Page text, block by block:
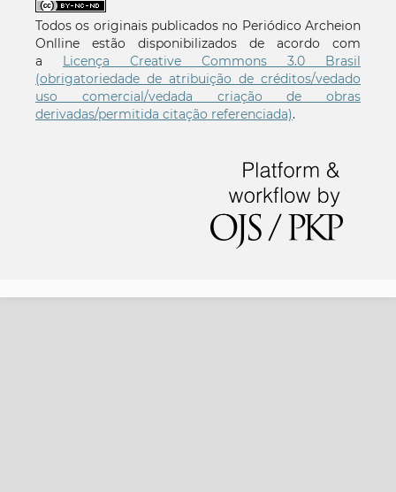
Todos os originais publicados no Periódico Archeion
Onlline estão disponibilizados de acordo com
a Licença Creative Commons 3.0 Brasil
(obrigatoriedade de atribuição de créditos/vedado
uso comercial/vedada criação de obras
derivadas/permitida citação referenciada).